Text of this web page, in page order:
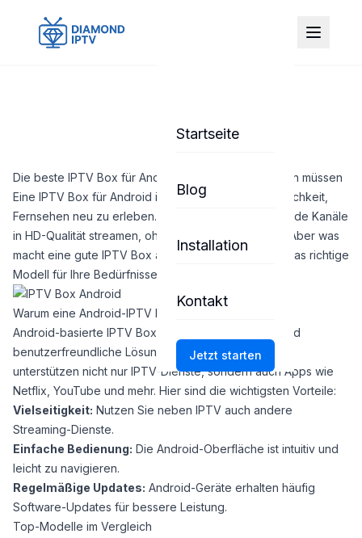
Startseite
Blog
Installation
Kontakt
Jetzt starten
Die beste IPTV Box für Android: Alles, was Sie wissen müssen
Eine IPTV Box für Android ist eine fantastische Möglichkeit,
Fernsehen neu zu erleben. Mit ihr können Sie tausende Kanäle
in HD-Qualität streamen, ohne teure Kabelverträge. Aber was
macht eine gute IPTV Box aus? Und wie finden Sie das richtige
Modell für Ihre Bedürfnisse?
Warum eine Android-IPTV Box die beste Wahl ist
Android-basierte IPTV Boxen bieten eine flexible und
benutzerfreundliche Lösung für Streaming-Fans. Sie
unterstützen nicht nur IPTV-Dienste, sondern auch Apps wie
Netflix, YouTube und mehr. Hier sind die wichtigsten Vorteile:
Vielseitigkeit: Nutzen Sie neben IPTV auch andere
Streaming-Dienste.
Einfache Bedienung: Die Android-Oberfläche ist intuitiv und
leicht zu navigieren.
Regelmäßige Updates: Android-Geräte erhalten häufig
Software-Updates für bessere Leistung.
Top-Modelle im Vergleich